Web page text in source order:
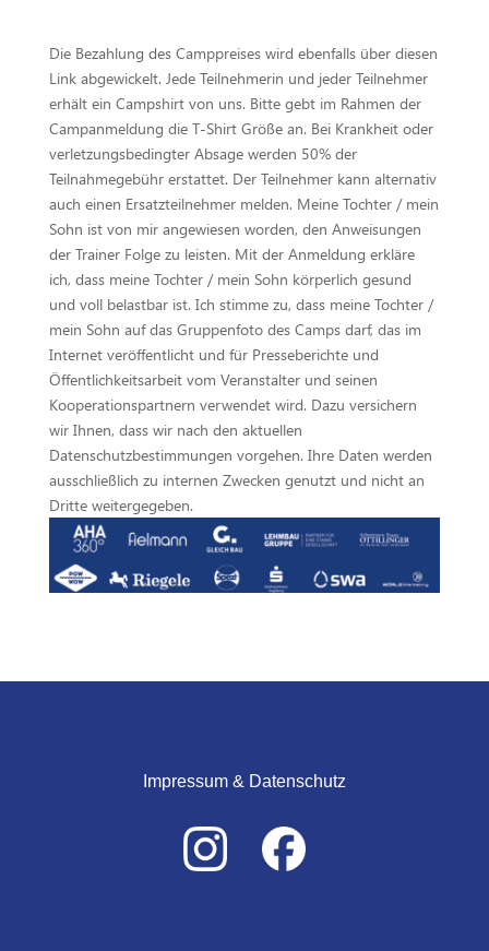
Die Bezahlung des Camppreises wird ebenfalls über diesen
Link abgewickelt. Jede Teilnehmerin und jeder Teilnehmer
erhält ein Campshirt von uns. Bitte gebt im Rahmen der
Campanmeldung die T-Shirt Größe an. Bei Krankheit oder
verletzungsbedingter Absage werden 50% der
Teilnahmegebühr erstattet. Der Teilnehmer kann alternativ
auch einen Ersatzteilnehmer melden. Meine Tochter / mein
Sohn ist von mir angewiesen worden, den Anweisungen
der Trainer Folge zu leisten. Mit der Anmeldung erkläre
ich, dass meine Tochter / mein Sohn körperlich gesund
und voll belastbar ist. Ich stimme zu, dass meine Tochter /
mein Sohn auf das Gruppenfoto des Camps darf, das im
Internet veröffentlicht und für Presseberichte und
Öffentlichkeitsarbeit vom Veranstalter und seinen
Kooperationspartnern verwendet wird. Dazu versichern
wir Ihnen, dass wir nach den aktuellen
Datenschutzbestimmungen vorgehen. Ihre Daten werden
ausschließlich zu internen Zwecken genutzt und nicht an
Dritte weitergegeben.
Impressum & Datenschutz